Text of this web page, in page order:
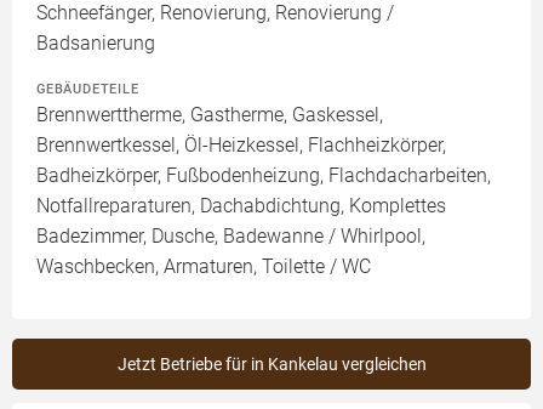
Schneefänger, Renovierung, Renovierung /
Badsanierung
GEBÄUDETEILE
Brennwerttherme, Gastherme, Gaskessel,
Brennwertkessel, Öl-Heizkessel, Flachheizkörper,
Badheizkörper, Fußbodenheizung, Flachdacharbeiten,
Notfallreparaturen, Dachabdichtung, Komplettes
Badezimmer, Dusche, Badewanne / Whirlpool,
Waschbecken, Armaturen, Toilette / WC
Jetzt Betriebe für in Kankelau vergleichen